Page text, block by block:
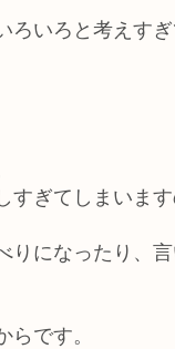
いろと考えす
ぎてしまいます
になったり、
です。